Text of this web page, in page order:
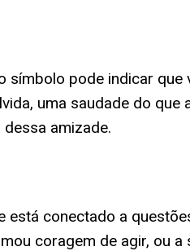
símbolo pode indicar
uma saudade do
amizade.
conectado a
coragem de agir, ou